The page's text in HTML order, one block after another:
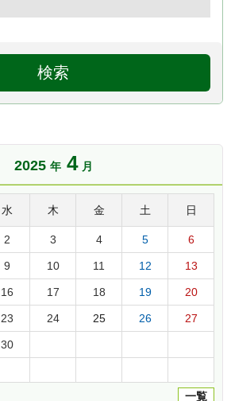
2025 年 4 月
水 木 金 土 日
2 3 4 5 6
9 10 11 12 13
16 17 18 19 20
23 24 25 26 27
30
一覧